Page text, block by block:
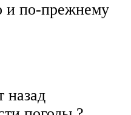
и по-прежнему
назад